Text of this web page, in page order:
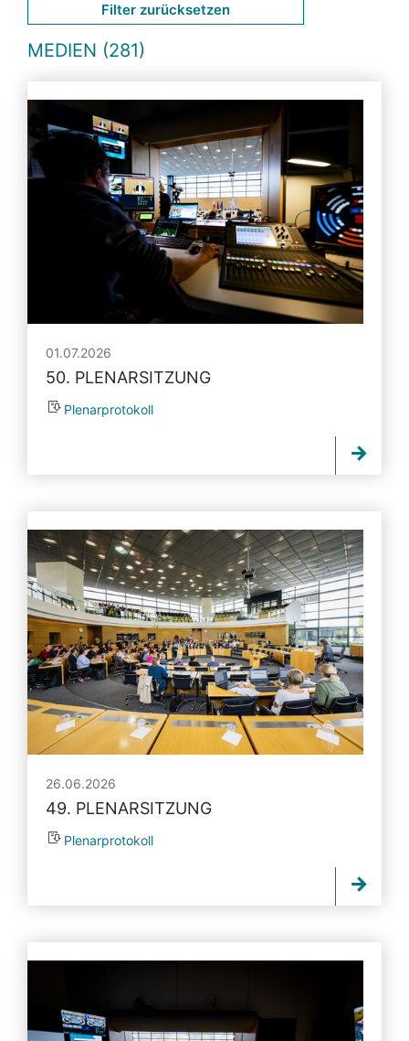
Filter zurücksetzen
MEDIEN (281)
01.07.2026
50. PLENARSITZUNG
Plenarprotokoll
26.06.2026
49. PLENARSITZUNG
Plenarprotokoll